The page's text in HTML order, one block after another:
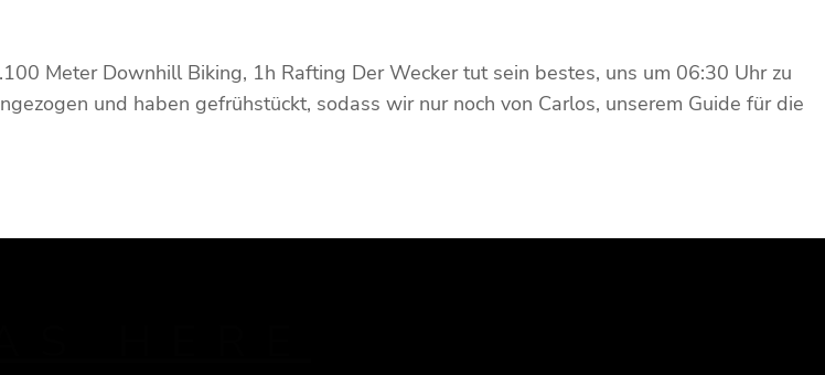
Meter Downhill Biking, 1h Rafting Der Wecker tut sein bestes, uns um 06:30 Uhr zu
und haben gefrühstückt, sodass wir nur noch von Carlos, unserem Guide für die